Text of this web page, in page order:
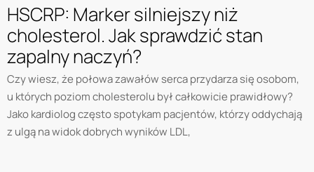
HSCRP: Marker silniejszy niż
cholesterol. Jak sprawdzić stan
zapalny naczyń?
Czy wiesz, że połowa zawałów serca przydarza się osobom,
u których poziom cholesterolu był całkowicie prawidłowy?
Jako kardiolog często spotykam pacjentów, którzy oddychają
z ulgą na widok dobrych wyników LDL,